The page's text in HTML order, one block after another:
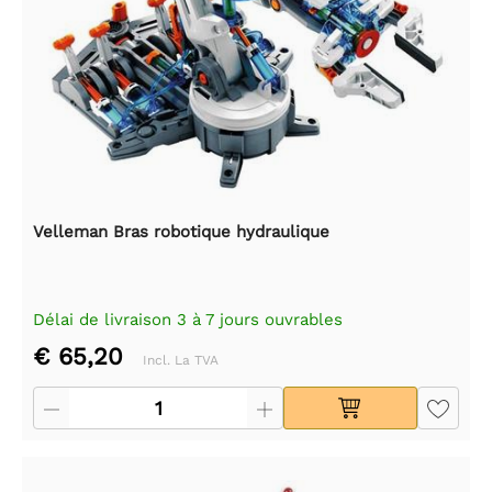
Velleman Bras robotique hydraulique
Délai de livraison 3 à 7 jours ouvrables
€ 65,20 Incl. La TVA